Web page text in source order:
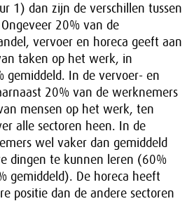
1) dan zijn de verschillen tussen
20% van de
vervoer en horeca geeft aan
taken op het werk, in
gemiddeld. In de vervoer- en
20% van de werknemers
mensen op het werk, ten
alle sectoren heen. In de
wel vaker dan gemiddeld
dingen te kunnen leren (60%
gemiddeld). De horeca heeft
positie dan de andere sectoren